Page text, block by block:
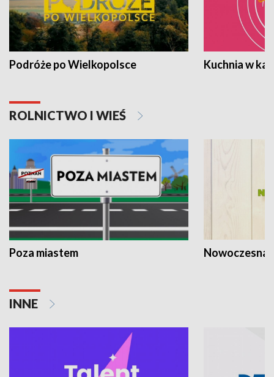
Podróże po Wielkopolsce Kuchnia w
ROLNICTWO I WIEŚ
Poza miastem Nowoczesna
INNE